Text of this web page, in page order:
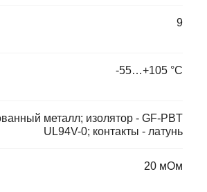
9
-55…+105 °С
металл; изолятор - GF-PBT
UL94V-0; контакты - латунь
20 мОм